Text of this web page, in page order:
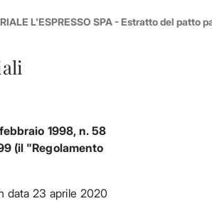
L'ESPRESSO SPA - Estratto del
1998, n. 58
(il "Regolamento
data 23 aprile 2020